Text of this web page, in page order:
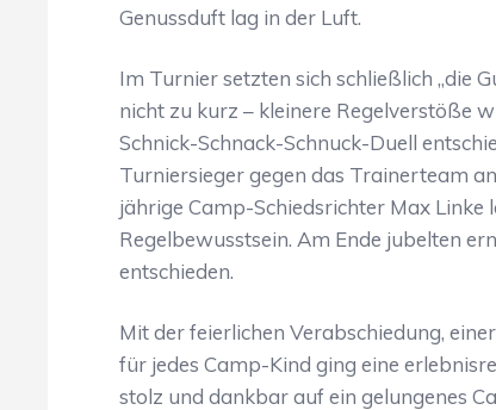
Genussduft lag in der Luft.
Im Turnier setzten sich schließlich „die
nicht zu kurz – kleinere Regelverstöße
Schnick-Schnack-Schnuck-Duell
Turniersieger gegen das Trainerteam
jährige Camp-Schiedsrichter Max
Regelbewusstsein. Am Ende jubelten
entschieden.
Mit der feierlichen Verabschiedung,
für jedes Camp-Kind ging eine
stolz und dankbar auf ein gelungenes